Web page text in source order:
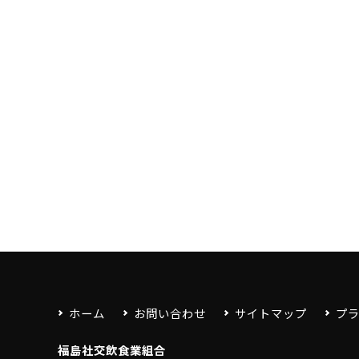
ホーム お問い合わせ サイトマップ プ
福島社交飲食業組合